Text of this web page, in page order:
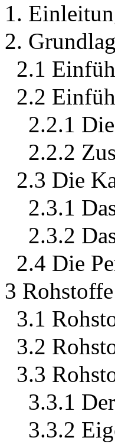
1.
2.
2.1
2.2
2.2.1
2.2.2
2.3 Die
2.3.1
2.3.2
2.4 Die
3
3.1
3.2
3.3
3.3.1
3.3.2